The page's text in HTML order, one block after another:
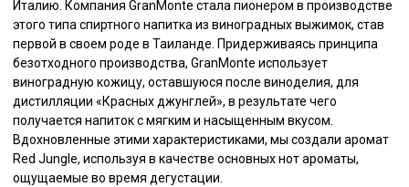
Италию. Компания GranMonte стала пионером в производстве
этого типа спиртного напитка из виноградных выжимок, став
первой в своем роде в Таиланде. Придерживаясь принципа
безотходного производства, GranMonte использует
виноградную кожицу, оставшуюся после виноделия, для
дистилляции «Красных джунглей», в результате чего
получается напиток с мягким и насыщенным вкусом.
Вдохновленные этими характеристиками, мы создали аромат
Red Jungle, используя в качестве основных нот ароматы,
ощущаемые во время дегустации.